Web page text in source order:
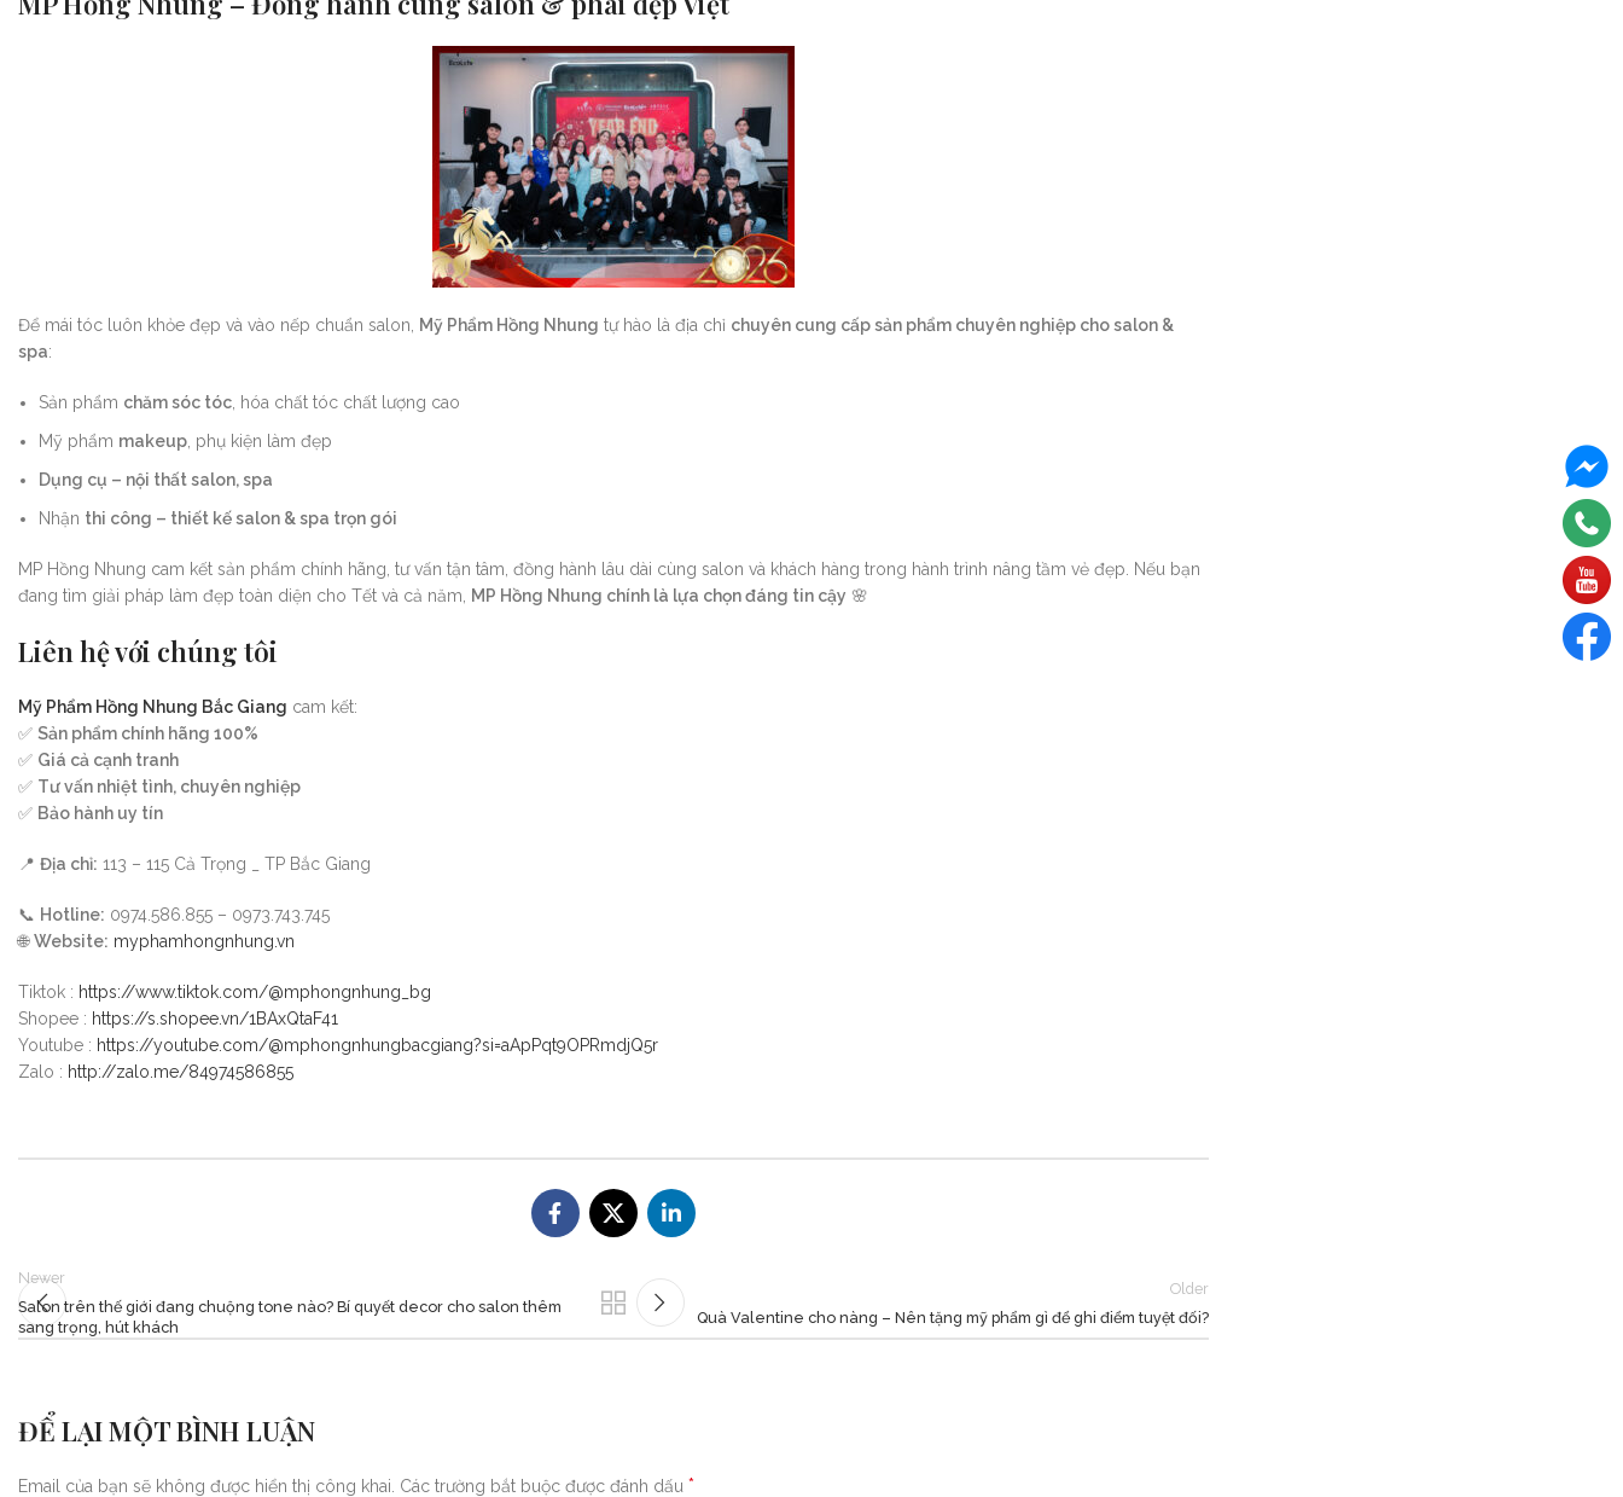
Để mái tóc luôn khỏe đẹp và vào nếp chuẩn salon, Mỹ Phẩm Hồng Nhung tự hào là địa chỉ chuyên cung cấp sản phẩm chuyên nghiệp cho salon &
spa:
Sản phẩm chăm sóc tóc , hóa chất tóc chất lượng cao
Mỹ phẩm makeup , phụ kiện làm đẹp
Dụng cụ – nội thất salon, spa
Nhận thi công – thiết kế salon & spa trọn gói
MP Hồng Nhung cam kết sản phẩm chính hãng, tư vấn tận tâm, đồng hành lâu dài cùng salon và khách hàng trong hành trình nâng tầm vẻ đẹp. Nếu bạn
đang tìm giải pháp làm đẹp toàn diện cho Tết và cả năm,
MP Hồng Nhung chính là lựa chọn đáng tin cậy 🌸
Liên hệ với chúng tôi
Mỹ Phẩm Hồng Nhung Bắc Giang cam kết:
✅ Sản phẩm chính hãng 100%
✅ Giá cả cạnh tranh
✅ Tư vấn nhiệt tình, chuyên nghiệp
✅ Bảo hành uy tín
📍 Địa chỉ: 113 – 115 Cả Trọng _ TP Bắc Giang
📞 Hotline: 0974.586.855 – 0973.743.745
🌐Website: myphamhongnhung.vn
Tiktok : https://www.tiktok.com/@mphongnhung_bg
Shopee : https://s.shopee.vn/1BAxQtaF41
Youtube : https://youtube.com/@mphongnhungbacgiang?si=aApPqt9OPRmdjQ5r
Zalo : http://zalo.me/84974586855
Newer
Salon trên thế giới đang chuộng tone nào? Bí quyết decor cho salon thêm
sang trọng, hút khách
Older
Quà Valentine cho nàng – Nên tặng mỹ phẩm gì để ghi điểm tuyệt đối?
ĐỂ LẠI MỘT BÌNH LUẬN
Email của bạn sẽ không được hiển thị công khai. Các trường bắt buộc được đánh dấu *